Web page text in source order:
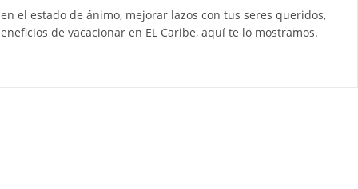
la
entrada:
entrada:
el estado de ánimo, mejorar lazos con tus seres queridos,
de vacacionar en EL Caribe, aquí te lo mostramos.